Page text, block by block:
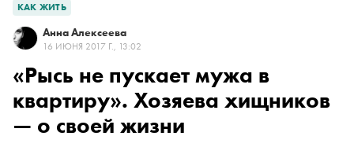
КАК ЖИТЬ
Анна Алексеева
16 ИЮНЯ 2017 Г., 13:02
«Рысь не пускает мужа в
квартиру». Хозяева хищников
— о своей жизни